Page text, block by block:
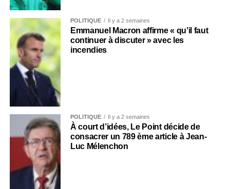
POLITIQUE Il y a 2 semaines
Emmanuel Macron affirme « qu’il faut
continuer à discuter » avec les
incendies
POLITIQUE Il y a 2 semaines
À court d’idées, Le Point décide de
consacrer un 789 ème article à Jean-
Luc Mélenchon